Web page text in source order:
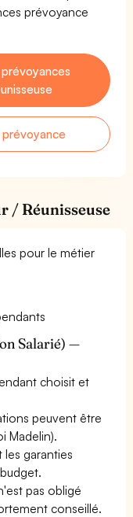
prévoyance
/ Réunisseuse
pour le métier
Salarié) —
choisit et
peuvent être
Madelin).
les garanties
pas obligé
conseillé.